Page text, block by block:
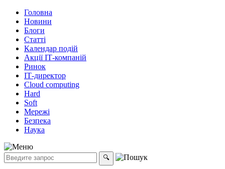
Головна
Новини
Блоги
Статті
Календар подій
Акції ІТ-компаній
Ринок
ІТ-директор
Cloud computing
Hard
Soft
Мережі
Безпека
Наука